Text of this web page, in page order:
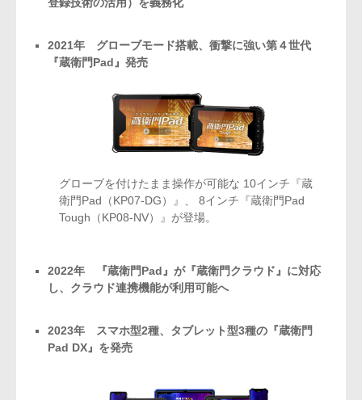
登録技術の活用）を義務化
2021年 グローブモード搭載、衝撃に強い第４世代
『蔵衛門Pad』発売
グローブを付けたまま操作が可能な 10インチ『蔵
衛門Pad（KP07-DG）』、
8インチ『蔵衛門Pad
Tough（KP08-NV）』が登場。
2022年 『蔵衛門Pad』が『蔵衛門クラウド』に対応
し、クラウド連携機能が利用可能へ
2023年 スマホ型2種、タブレット型3種の『蔵衛門
Pad DX』を発売